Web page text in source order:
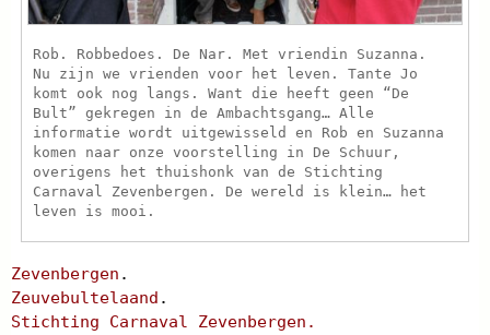
Rob. Robbedoes. De Nar. Met vriendin Suzanna.
Nu zijn we vrienden voor het leven. Tante Jo
komt ook nog langs. Want die heeft geen “De
Bult” gekregen in de Ambachtsgang… Alle
informatie wordt uitgewisseld en Rob en Suzanna
komen naar onze voorstelling in De Schuur,
overigens het thuishonk van de Stichting
Carnaval Zevenbergen. De wereld is klein… het
leven is mooi.
Zevenbergen .
Zeuvebultelaand .
Stichting Carnaval Zevenbergen.